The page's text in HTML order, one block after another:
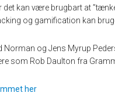
det kan være brugbart at
og gamification kan
Norman og Jens Myrup
som Rob Daulton fra
her